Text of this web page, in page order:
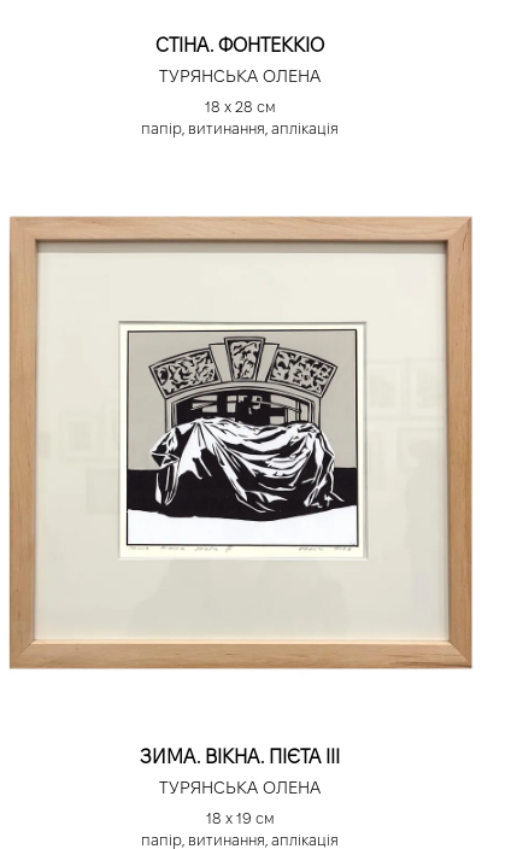
СТІНА. ФОНТЕККІО
ТУРЯНСЬКА ОЛЕНА
18 х 28 см
папір, витинання, аплікація
ЗИМА. ВІКНА. ПІЄТА III
ТУРЯНСЬКА ОЛЕНА
18 х 19 см
папір, витинання, аплікація